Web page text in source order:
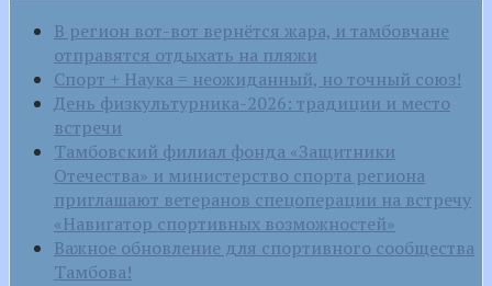
В регион вот-вот вернётся жара, и тамбовчане
отправятся отдыхать на пляжи
Спорт + Наука = неожиданный, но точный союз!
День физкультурника-2026: традиции и место
встречи
Тамбовский филиал фонда «Защитники
Отечества» и министерство спорта региона
приглашают ветеранов спецоперации на встречу
«Навигатор спортивных возможностей»
Важное обновление для спортивного сообщества
Тамбова!